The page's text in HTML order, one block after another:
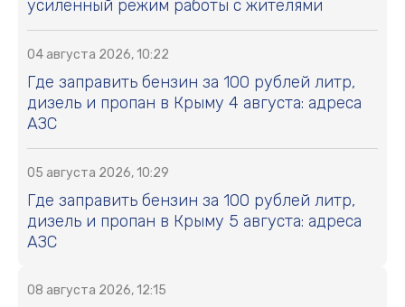
усиленный режим работы с жителями
04 августа 2026, 10:22
Где заправить бензин за 100 рублей литр,
дизель и пропан в Крыму 4 августа: адреса
АЗС
05 августа 2026, 10:29
Где заправить бензин за 100 рублей литр,
дизель и пропан в Крыму 5 августа: адреса
АЗС
08 августа 2026, 12:15